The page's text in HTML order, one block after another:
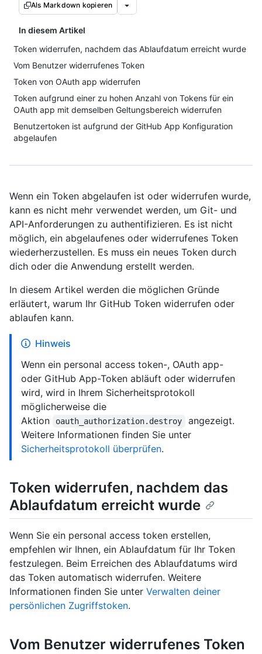
Als Markdown kopieren
In diesem Artikel
Token widerrufen, nachdem das Ablaufdatum erreicht wurde
Vom Benutzer widerrufenes Token
Token von OAuth app widerrufen
Token aufgrund einer zu hohen Anzahl von Tokens für ein
OAuth app mit demselben Geltungsbereich widerrufen
Benutzertoken ist aufgrund der GitHub App Konfiguration
abgelaufen
Wenn ein Token abgelaufen ist oder widerrufen wurde,
kann es nicht mehr verwendet werden, um Git- und
API-Anforderungen zu authentifizieren. Es ist nicht
möglich, ein abgelaufenes oder widerrufenes Token
wiederherzustellen. Es muss ein neues Token durch
dich oder die Anwendung erstellt werden.
In diesem Artikel werden die möglichen Gründe
erläutert, warum Ihr GitHub Token widerrufen oder
ablaufen kann.
Hinweis
Wenn ein personal access token-, OAuth app-
oder GitHub App-Token abläuft oder widerrufen
wird, wird in Ihrem Sicherheitsprotokoll
möglicherweise die
Aktion
oauth_authorization.destroy
angezeigt.
Weitere Informationen finden Sie unter
Sicherheitsprotokoll überprüfen.
Token widerrufen, nachdem das
Ablaufdatum erreicht wurde
Wenn Sie ein personal access token erstellen,
empfehlen wir Ihnen, ein Ablaufdatum für Ihr Token
festzulegen. Beim Erreichen des Ablaufdatums wird
das Token automatisch widerrufen. Weitere
Informationen finden Sie unter Verwalten deiner
persönlichen Zugriffstoken.
Vom Benutzer widerrufenes Token